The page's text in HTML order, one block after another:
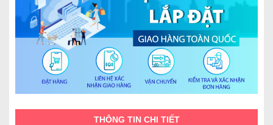
THÔNG TIN CHI TIẾT